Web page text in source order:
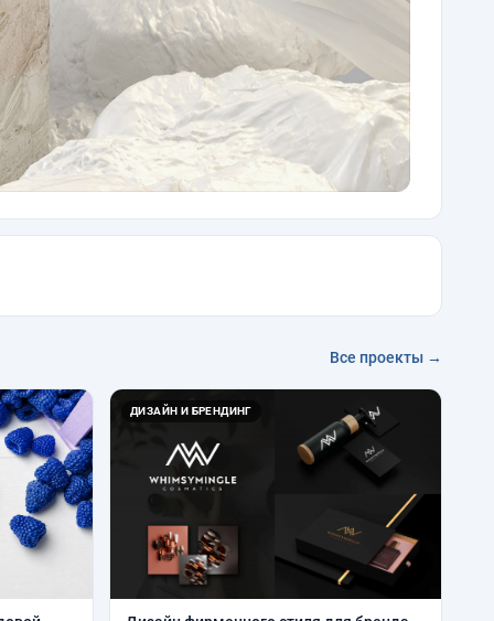
Все проекты →
ДИЗАЙН И БРЕНДИНГ